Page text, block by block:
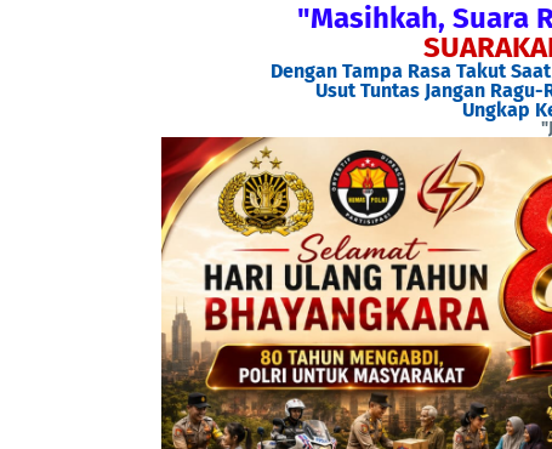
"Masihkah, Suara
Dengan Tampa Rasa Takut
Usut Tuntas Jangan
Ungkap